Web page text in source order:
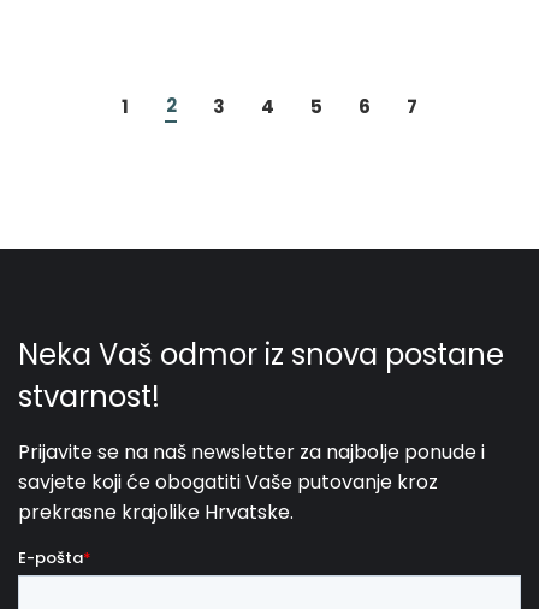
1 2 3 4 5 6 7